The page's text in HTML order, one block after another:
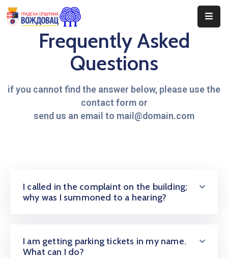
Догађаји
Програми
Frequently Asked
Questions
if you cannot find the answer below, please use the
contact form or
send us an email to mail@domain.com
I called in the complaint on the building;
why was I summoned to a hearing?
I am getting parking tickets in my name.
What can I do?